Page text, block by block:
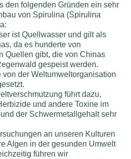
den folgenden Gründen ein sehr
von Spirulina (Spirulina
ist Quellwasser und gilt als
da es hunderte von
Quellen gibt, die von Chinas
gespeist werden.
der Weltumweltorganisation
führt dazu,
und andere Toxine im
der Schwermetallgehalt sehr
an unseren Kulturen
Algen in der gesunden Umwelt
führen wir